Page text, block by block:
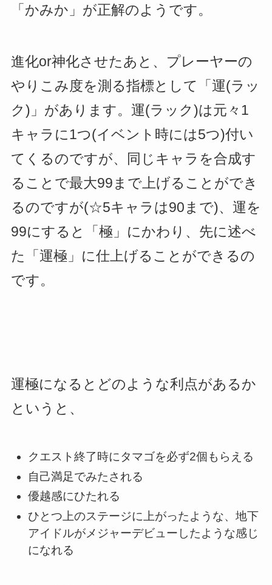
「かみか」が正解のようです。
進化or神化させたあと、プレーヤーの
やりこみ度を測る指標として「運(ラッ
ク)」があります。運(ラック)は元々1
キャラに1つ(イベント時には5つ)付い
てくるのですが、同じキャラを合成す
ることで最大99まで上げることができ
るのですが(☆5キャラは90まで)、運を
99にすると「極」にかわり、先に述べ
た「運極」に仕上げることができるの
です。
運極になるとどのような利点があるか
というと、
クエスト終了時にタマゴを必ず2個もらえる
自己満足でみたされる
優越感にひたれる
ひとつ上のステージに上がったような、地下
アイドルがメジャーデビューしたような感じ
になれる